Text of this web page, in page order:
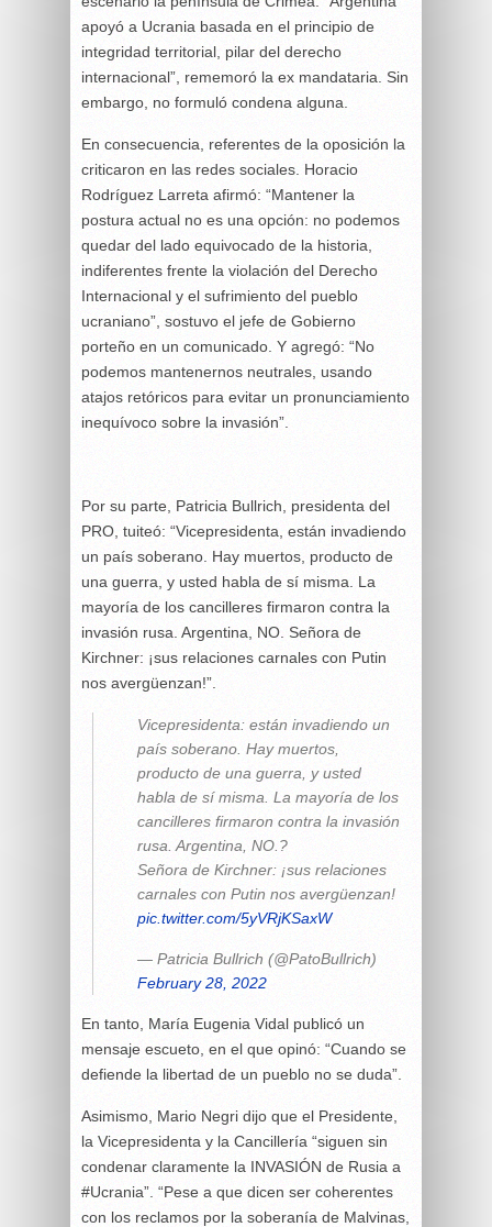
apoyó a Ucrania basada en el principio de
integridad territorial, pilar del derecho
internacional”, rememoró la ex mandataria. Sin
embargo, no formuló condena alguna.
En consecuencia, referentes de la oposición la
criticaron en las redes sociales. Horacio
Rodríguez Larreta afirmó: “Mantener la
postura actual no es una opción: no podemos
quedar del lado equivocado de la historia,
indiferentes frente la violación del Derecho
Internacional y el sufrimiento del pueblo
ucraniano”, sostuvo el jefe de Gobierno
porteño en un comunicado. Y agregó: “No
podemos mantenernos neutrales, usando
atajos retóricos para evitar un pronunciamiento
inequívoco sobre la invasión”.
Por su parte, Patricia Bullrich, presidenta del
PRO, tuiteó: “Vicepresidenta, están invadiendo
un país soberano. Hay muertos, producto de
una guerra, y usted habla de sí misma. La
mayoría de los cancilleres firmaron contra la
invasión rusa. Argentina, NO. Señora de
Kirchner: ¡sus relaciones carnales con Putin
nos avergüenzan!”.
Vicepresidenta: están invadiendo un
país soberano. Hay muertos,
producto de una guerra, y usted
habla de sí misma. La mayoría de los
cancilleres firmaron contra la invasión
rusa. Argentina, NO.?
Señora de Kirchner: ¡sus relaciones
carnales con Putin nos avergüenzan!
pic.twitter.com/5yVRjKSaxW
— Patricia Bullrich (@PatoBullrich)
February 28, 2022
En tanto, María Eugenia Vidal publicó un
mensaje escueto, en el que opinó: “Cuando se
defiende la libertad de un pueblo no se duda”.
Asimismo, Mario Negri dijo que el Presidente,
la Vicepresidenta y la Cancillería “siguen sin
condenar claramente la INVASIÓN de Rusia a
#Ucrania”. “Pese a que dicen ser coherentes
con los reclamos por la soberanía de Malvinas,